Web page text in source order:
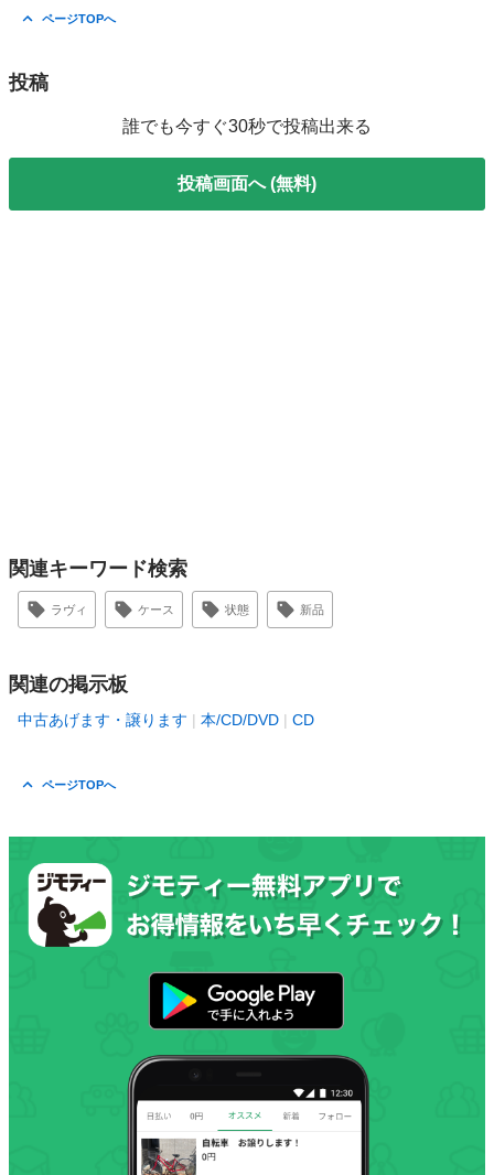
ページTOPへ
投稿
誰でも今すぐ30秒で投稿出来る
投稿画面へ (無料)
関連キーワード検索
ラヴィ ケース 状態 新品
関連の掲示板
中古あげます・譲ります 本/CD/DVD CD
ページTOPへ